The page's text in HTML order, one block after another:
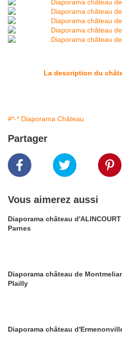
La description du
#*-* Diaporama Château
Partager
Vous aimerez aussi
Diaporama château
Parnes
Diaporama château de
Plailly
Diaporama château